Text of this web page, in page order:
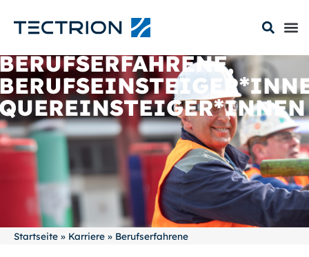
Startseite » Karriere » Berufserfahrene